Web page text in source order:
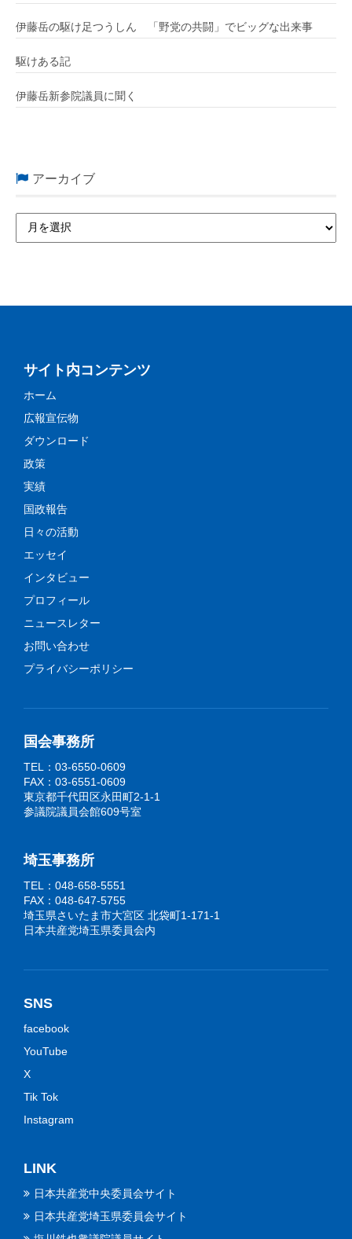
伊藤岳の駆け足つうしん 「野党の共闘」でビッグな出来事
駆けある記
伊藤岳新参院議員に聞く
アーカイブ
サイト内コンテンツ
ホーム
広報宣伝物
ダウンロード
政策
実績
国政報告
日々の活動
エッセイ
インタビュー
プロフィール
ニュースレター
お問い合わせ
プライバシーポリシー
国会事務所
TEL：03-6550-0609
FAX：03-6551-0609
東京都千代田区永田町2-1-1
参議院議員会館609号室
埼玉事務所
TEL：048-658-5551
FAX：048-647-5755
埼玉県さいたま市大宮区 北袋町1-171-1
日本共産党埼玉県委員会内
SNS
facebook
YouTube
X
Tik Tok
Instagram
LINK
日本共産党中央委員会サイト
日本共産党埼玉県委員会サイト